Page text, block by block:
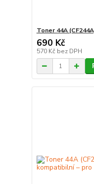
Toner 44A
690 Kč
570 Kč bez DPH